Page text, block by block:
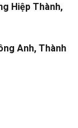
Hiệp Thành,
Anh, Thành